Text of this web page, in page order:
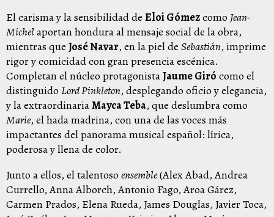
El carisma y la sensibilidad de Eloi Gómezcomo Jean-
Michelaportan hondura al mensaje social de la obra,
mientras que José Navar, en la piel de Sebastián, imprime
rigor y comicidad con gran presencia escénica.
Completan el núcleo protagonistaJaume Giró como el
distinguido Lord Pinkleton, desplegando oficio y elegancia,
y la extraordinariaMayca Teba, que deslumbra como
Marie, el hada madrina, con una de las voces más
impactantes del panorama musical español: lírica,
poderosa y llena de color.
Junto a ellos, el talentoso ensemble(Alex Abad, Andrea
Currello, Anna Alborch, Antonio Fago, Aroa Gárez,
Carmen Prados, Elena Rueda, James Douglas, Javier Toca,